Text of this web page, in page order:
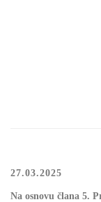
27.03.2025
Nа оsnоvu člаnа 5.